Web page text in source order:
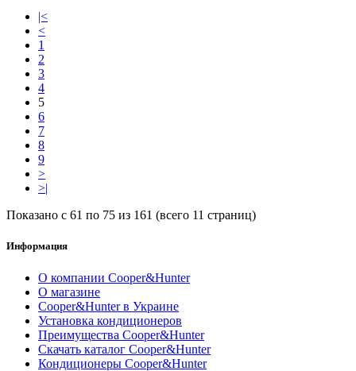
|<
<
1
2
3
4
5
6
7
8
9
>
>|
Показано с 61 по 75 из 161 (всего 11 страниц)
Информация
О компании Cooper&Hunter
О магазине
Cooper&Hunter в Украине
Установка кондиционеров
Преимущества Cooper&Hunter
Скачать каталог Cooper&Hunter
Кондиционеры Cooper&Hunter